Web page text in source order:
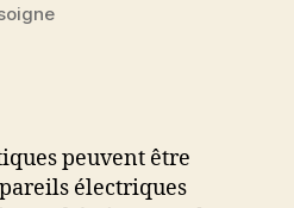
peuvent être
électriques